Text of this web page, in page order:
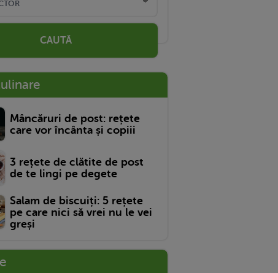
CAUTĂ
Mâncăruri de post: rețete
care vor încânta și copiii
3 rețete de clătite de post
de te lingi pe degete
Salam de biscuiți: 5 rețete
pe care nici să vrei nu le vei
greși